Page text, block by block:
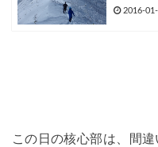
2016-
この日の核心部は、間